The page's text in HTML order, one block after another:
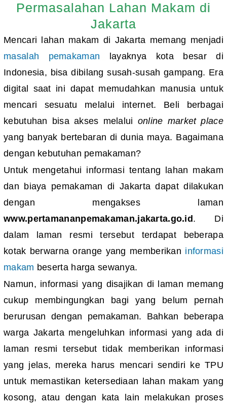
Permasalahan Lahan Makam di
Jakarta
Mencari lahan makam di Jakarta memang menjadi
masalah pemakaman layaknya kota besar di
Indonesia, bisa dibilang susah-susah gampang. Era
digital saat ini dapat memudahkan manusia untuk
mencari sesuatu melalui internet. Beli berbagai
kebutuhan bisa akses melalui online market place
yang banyak bertebaran di dunia maya. Bagaimana
dengan kebutuhan pemakaman?
Untuk mengetahui informasi tentang lahan makam
dan biaya pemakaman di Jakarta dapat dilakukan
dengan mengakses laman
www.pertamananpemakaman.jakarta.go.id . Di
dalam laman resmi tersebut terdapat beberapa
kotak berwarna orange yang memberikan informasi
makam beserta harga sewanya.
Namun, informasi yang disajikan di laman memang
cukup membingungkan bagi yang belum pernah
berurusan dengan pemakaman. Bahkan beberapa
warga Jakarta mengeluhkan informasi yang ada di
laman resmi tersebut tidak memberikan informasi
yang jelas, mereka harus mencari sendiri ke TPU
untuk memastikan ketersediaan lahan makam yang
kosong, atau dengan kata lain melakukan proses